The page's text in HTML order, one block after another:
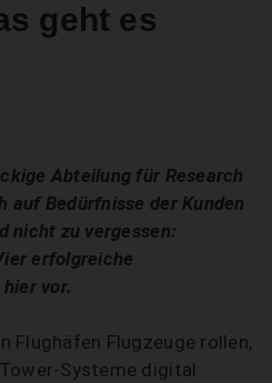
geht es
Abteilung für Research
auf Bedürfnisse der Kunden
nicht zu vergessen:
erfolgreiche
vor.
Flughäfen Flugzeuge ­rollen,
Systeme digital